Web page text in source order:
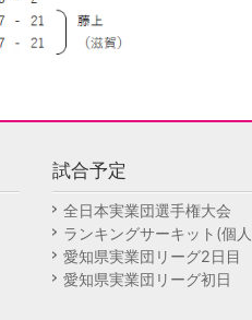
試合予定
全日本実業団選手権大会
ランキングサーキット(個
愛知県実業団リーグ2日目
愛知県実業団リーグ初日